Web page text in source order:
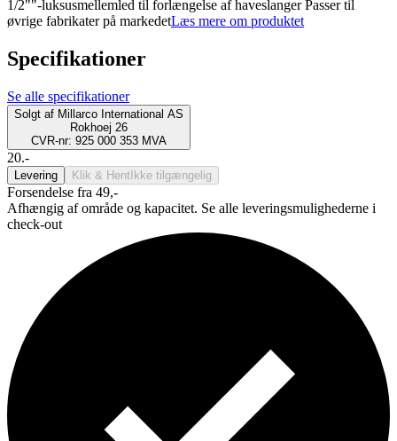
1/2""-luksusmellemled til forlængelse af haveslanger Passer til
øvrige fabrikater på markedetLæs mere om produktet
Specifikationer
Se alle specifikationer
Solgt af Millarco International AS
Rokhoej 26
CVR-nr: 925 000 353 MVA
20.-
Levering Klik & Hent Ikke tilgængelig
Forsendelse fra 49,-
Afhængig af område og kapacitet. Se alle leveringsmulighederne i
check-out